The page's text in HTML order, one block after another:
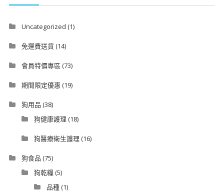
Uncategorized (1)
免運費送貨(14)
會員特價專區 (73)
期間限定優惠 (19)
狗用品 (38)
狗健康護理 (18)
狗醫療衛生護理 (16)
狗食品 (75)
狗乾糧(5)
品種(1)